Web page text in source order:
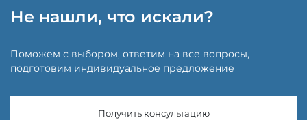
Не нашли, что искали?
Поможем с выбором, ответим на все вопросы,
подготовим индивидуальное предложение
Получить консультацию